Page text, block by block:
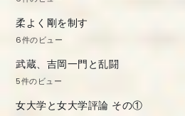
柔よく剛を制す
6件のビュー
武蔵、吉岡一門と乱闘
5件のビュー
女大学と女大学評論 その①